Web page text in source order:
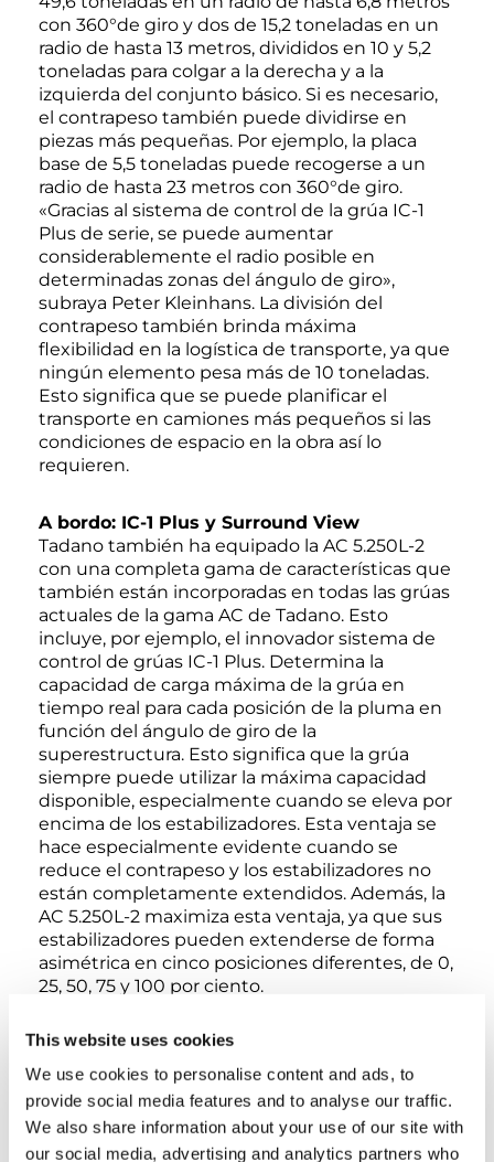
This website uses cookies
We use cookies to personalise content and ads, to
provide social media features and to analyse our traffic.
We also share information about your use of our site with
our social media, advertising and analytics partners who
con 360°de giro y dos de 15,2 toneladas en un
radio de hasta 13 metros, divididos en 10 y 5,2
toneladas para colgar a la derecha y a la
izquierda del conjunto básico. Si es necesario,
el contrapeso también puede dividirse en
piezas más pequeñas. Por ejemplo, la placa
base de 5,5 toneladas puede recogerse a un
radio de hasta 23 metros con 360°de giro.
«Gracias al sistema de control de la grúa IC-1
Plus de serie, se puede aumentar
considerablemente el radio posible en
determinadas zonas del ángulo de giro»,
subraya Peter Kleinhans. La división del
contrapeso también brinda máxima
flexibilidad en la logística de transporte, ya que
ningún elemento pesa más de 10 toneladas.
Esto significa que se puede planificar el
transporte en camiones más pequeños si las
condiciones de espacio en la obra así lo
requieren.
A bordo: IC-1 Plus y Surround View
Tadano también ha equipado la AC 5.250L-2
con una completa gama de características que
también están incorporadas en todas las grúas
actuales de la gama AC de Tadano. Esto
incluye, por ejemplo, el innovador sistema de
control de grúas IC-1 Plus. Determina la
capacidad de carga máxima de la grúa en
tiempo real para cada posición de la pluma en
función del ángulo de giro de la
superestructura. Esto significa que la grúa
siempre puede utilizar la máxima capacidad
disponible, especialmente cuando se eleva por
encima de los estabilizadores. Esta ventaja se
hace especialmente evidente cuando se
reduce el contrapeso y los estabilizadores no
están completamente extendidos. Además, la
AC 5.250L-2 maximiza esta ventaja, ya que sus
estabilizadores pueden extenderse de forma
asimétrica en cinco posiciones diferentes, de 0,
25, 50, 75 y 100 por ciento.
El exclusivo sistema de cámaras Surround View
también está disponible como opción para la
Tadano AC 5.250L-2, facilitando al operador el
posicionamiento preciso y óptimo de la grúa
en la obra. Este sistema patentado utiliza seis